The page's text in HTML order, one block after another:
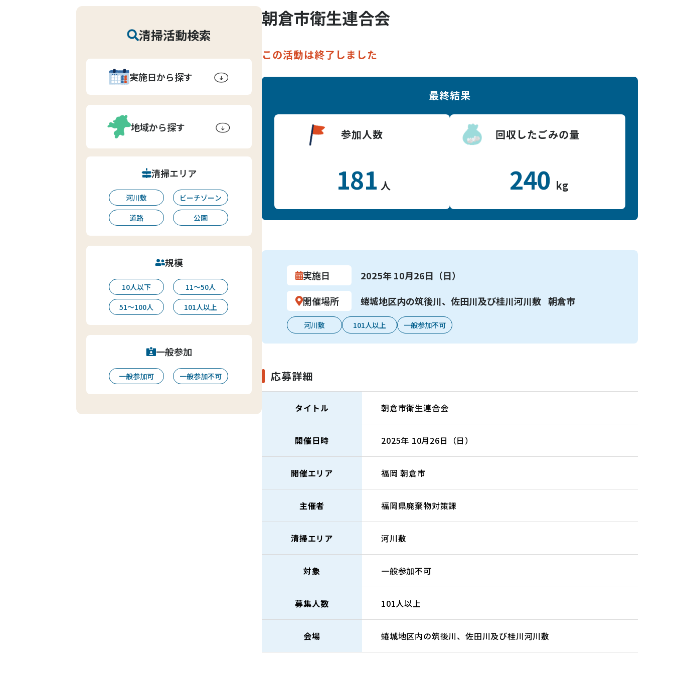
朝倉市衛生連合会
この活動は終了しました
最終結果
参加人数
181 人
回収したごみの量
240 kg
実施日
2025年 10月26日（日）
開催場所
蜷城地区内の筑後川、佐田川及び桂川河川敷 朝倉市
河川敷 101人以上 一般参加不可
応募詳細
タイトル 朝倉市衛生連合会
開催日時 2025年 10月26日（日）
開催エリア 福岡 朝倉市
主催者 福岡県廃棄物対策課
清掃エリア 河川敷
対象 一般参加不可
募集人数 101人以上
会場 蜷城地区内の筑後川、佐田川及び桂川河川敷
清掃活動検索
実施日から探す
地域から探す
清掃エリア
河川敷
ビーチゾーン
道路
公園
規模
10人以下
11〜50人
51〜100人
101人以上
一般参加
一般参加可 一般参加不可